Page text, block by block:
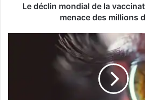
Le déclin mondial de la
menace des millions